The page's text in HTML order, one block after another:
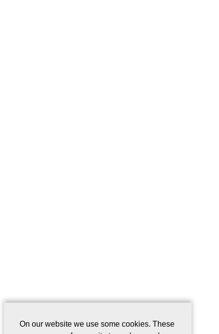
On our website we use some cookies. These